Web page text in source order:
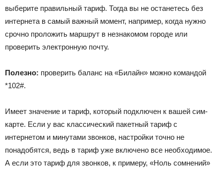
выберите правильный тариф. Тогда вы не останетесь без
интернета в самый важный момент, например, когда нужно
срочно проложить маршрут в незнакомом городе или
проверить электронную почту.
Полезно: проверить баланс на «Билайн» можно командой
*102#.
Имеет значение и тариф, который подключен к вашей сим-
карте. Если у вас классический пакетный тариф с
интернетом и минутами звонков, настройки точно не
понадобятся, ведь в тариф уже включено все необходимое.
А если это тариф для звонков, к примеру, «Ноль сомнений»